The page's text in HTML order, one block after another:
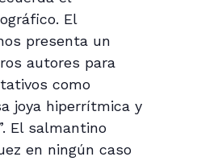
El
presenta un
autores para
como
joya hiperrítmica y
El salmantino
en ningún caso